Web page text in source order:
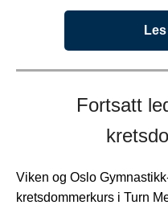
Fortsatt
Viken og Oslo
kretsdommerkurs i Turn